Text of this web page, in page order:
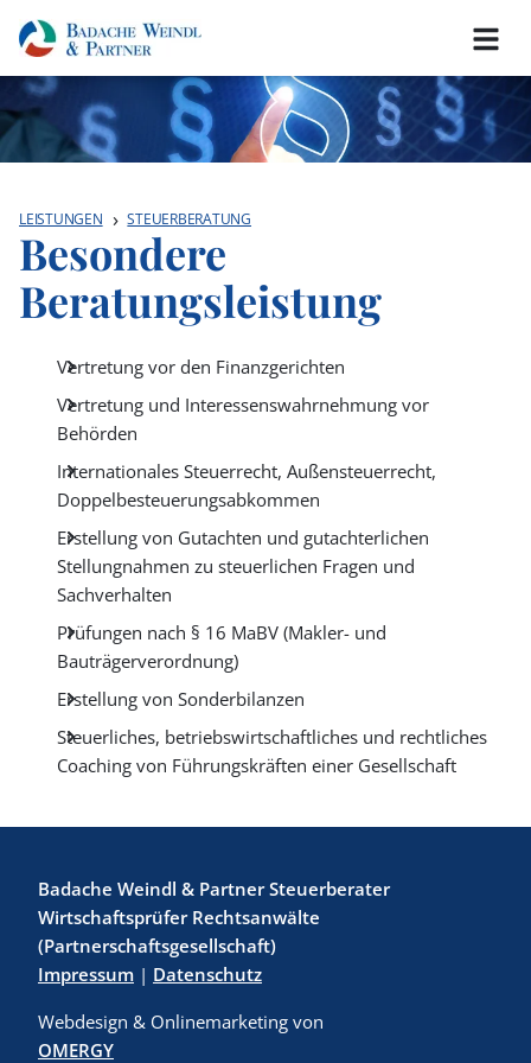
LEISTUNGEN STEUERBERATUNG
Besondere
Beratungsleistung
Vertretung vor den Finanzgerichten
Vertretung und Interessenswahrnehmung vor
Behörden
Internationales Steuerrecht, Außensteuerrecht,
Doppelbesteuerungsabkommen
Erstellung von Gutachten und gutachterlichen
Stellungnahmen zu steuerlichen Fragen und
Sachverhalten
Prüfungen nach § 16 MaBV (Makler- und
Bauträgerverordnung)
Erstellung von Sonderbilanzen
Steuerliches, betriebswirtschaftliches und rechtliches
Coaching von Führungskräften einer Gesellschaft
Badache Weindl & Partner Steuerberater
Wirtschaftsprüfer Rechtsanwälte
(Partnerschaftsgesellschaft)
Impressum | Datenschutz
Webdesign & Onlinemarketing von
OMERGY